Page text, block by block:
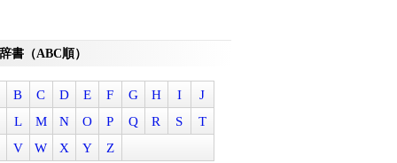
書（ABC順）
B C D E F G H I
J
L M N O P Q R S
T
V W X Y Z